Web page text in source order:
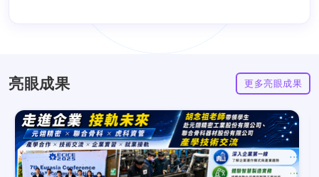
亮眼成果 更多亮眼成果